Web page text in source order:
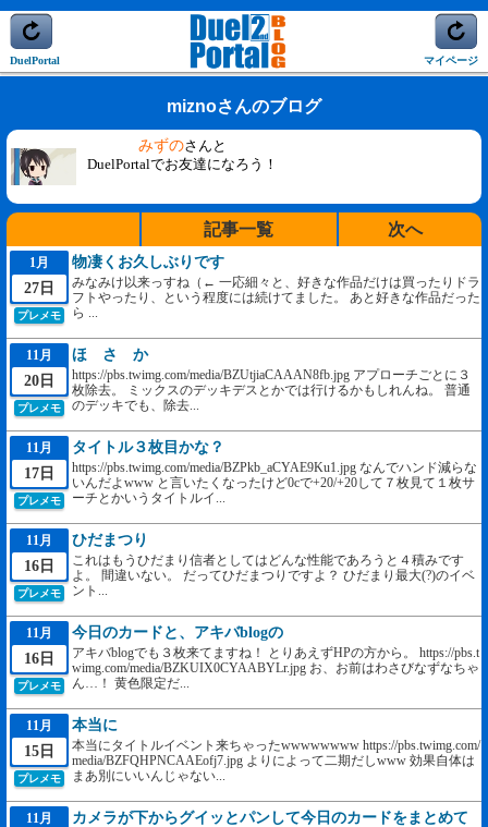
DuelPortal マイページ
miznoさんのブログ
みずのさんと
DuelPortalでお友達になろう！
記事一覧 次へ
1月
27日
プレメモ
物凄くお久しぶりです
みなみけ以来っすね（← 一応細々と、好きな作品だけは買ったりドラ
フトやったり、という程度には続けてました。 あと好きな作品だった
ら ...
11月
20日
プレメモ
ほ さ か
https://pbs.twimg.com/media/BZUtjiaCAAAN8fb.jpg アプローチごとに３
枚除去。 ミックスのデッキデスとかでは行けるかもしれんね。 普通
のデッキでも、除去...
11月
17日
プレメモ
タイトル３枚目かな？
https://pbs.twimg.com/media/BZPkb_aCYAE9Ku1.jpg なんでハンド減らな
いんだよwww と言いたくなったけど0cで+20/+20して７枚見て１枚サ
ーチとかいうタイトルイ...
11月
16日
プレメモ
ひだまつり
これはもうひだまり信者としてはどんな性能であろうと４積みです
よ。 間違いない。 だってひだまつりですよ？ ひだまり最大(?)のイベ
ント...
11月
16日
プレメモ
今日のカードと、アキバblogの
アキバblogでも３枚来てますね！ とりあえずHPの方から。 https://pbs.t
wimg.com/media/BZKUIX0CYAABYLr.jpg お、お前はわさびなずなちゃ
ん…！ 黄色限定だ...
11月
15日
プレメモ
本当に
本当にタイトルイベント来ちゃったwwwwwwww https://pbs.twimg.com/
media/BZFQHPNCAAEofj7.jpg よりによって二期だしwww 効果自体は
まあ別にいいんじゃない...
11月
カメラが下からグイッとパンして今日のカードをまとめて